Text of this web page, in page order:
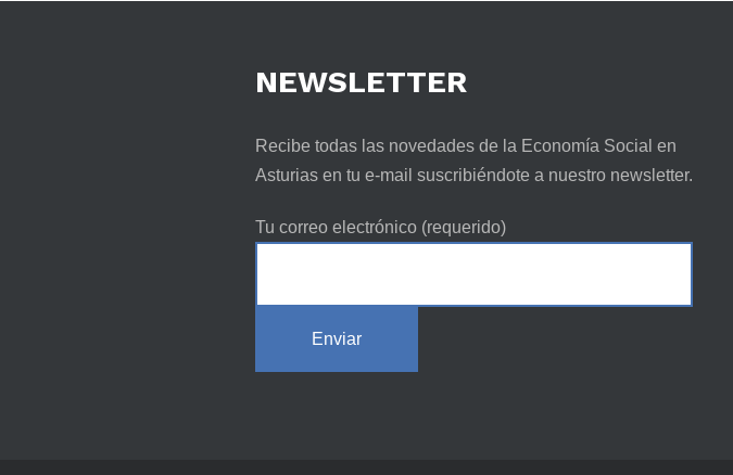
NEWSLETTER
Recibe todas las novedades de la Economía Social en
Asturias en tu e-mail suscribiéndote a nuestro newsletter.
Tu correo electrónico (requerido)